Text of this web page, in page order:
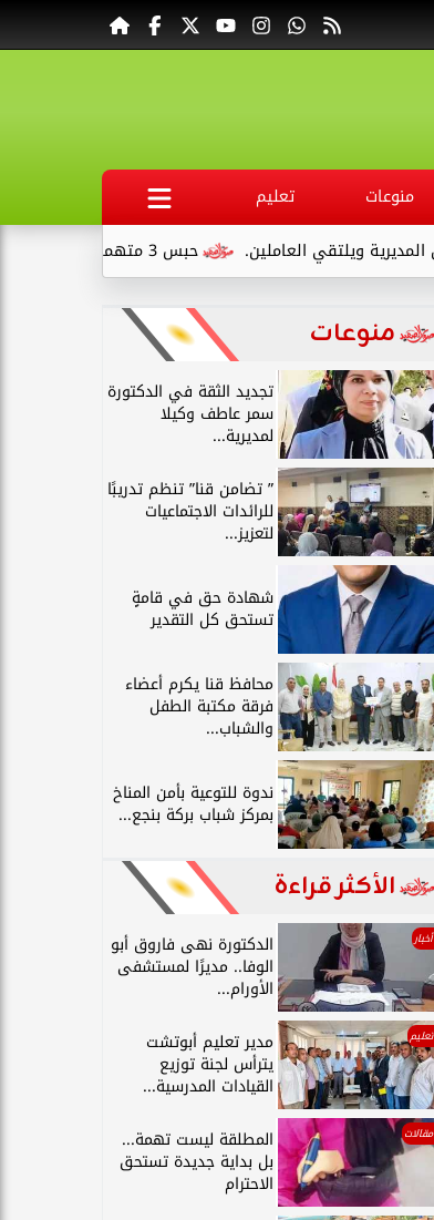
منوعات
تعليم
حبس 3 متهمين 15 يومًا علي ذمةالتحقيقات بتهمة التنقيب عن الآثار داخل...
ويلتقي العاملين.
منوعات
تجديد الثقة في الدكتورة
سمر عاطف وكيلا
لمديرية...
” تضامن قنا” تنظم تدريبًا
للرائدات الاجتماعيات
لتعزيز...
شهادة حق في قامةٍ
تستحق كل التقدير
محافظ قنا يكرم أعضاء
فرقة مكتبة الطفل
والشباب...
ندوة للتوعية بأمن المناخ
بمركز شباب بركة بنجع...
الأكثر قراءة
أخبار الدكتورة نهى فاروق أبو
الوفا.. مديرًا لمستشفى
الأورام...
تعليم مدير تعليم أبوتشت
يترأس لجنة توزيع
القيادات المدرسية...
مقالات المطلقة ليست تهمة...
بل بداية جديدة تستحق
الاحترام